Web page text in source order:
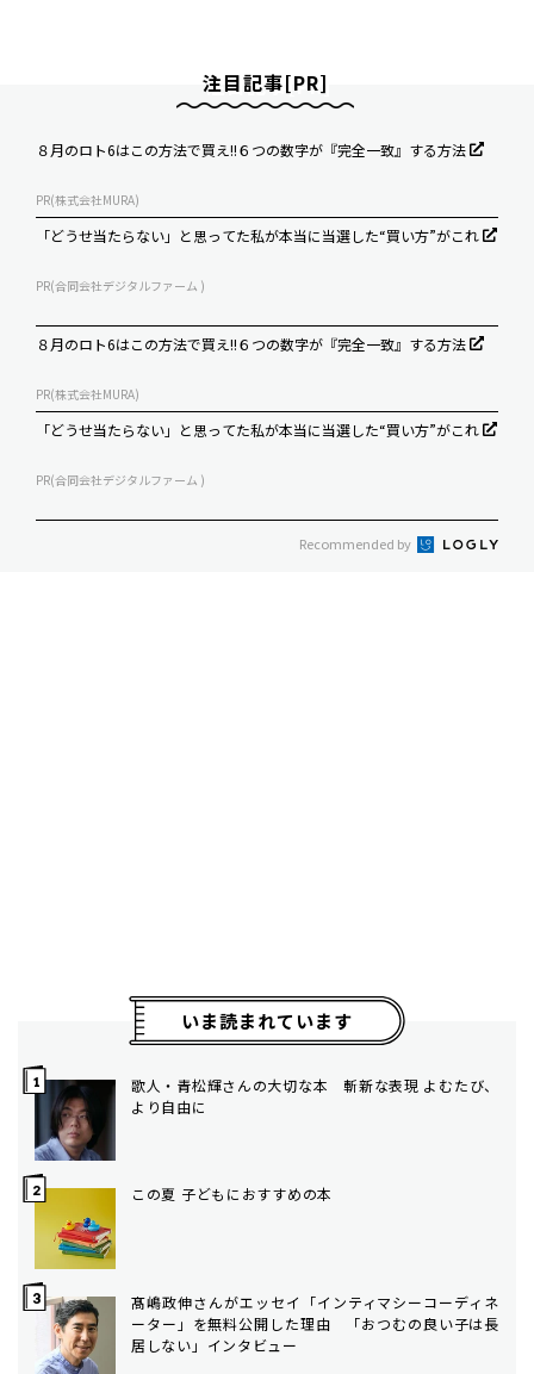
注目記事[PR]
８月のロト6はこの方法で買え!!６つの数字が『完全一致』する方法
PR(株式会社MURA)
「どうせ当たらない」と思ってた私が本当に当選した“買い方”がこれ
PR(合同会社デジタルファーム )
８月のロト6はこの方法で買え!!６つの数字が『完全一致』する方法
PR(株式会社MURA)
「どうせ当たらない」と思ってた私が本当に当選した“買い方”がこれ
PR(合同会社デジタルファーム )
Recommended by
いま読まれています
歌人・青松輝さんの大切な本 斬新な表現 よむたび、
より自由に
この夏 子どもにおすすめの本
髙嶋政伸さんがエッセイ「インティマシーコーディネ
ーター」を無料公開した理由 「おつむの良い子は長
居しない」インタビュー